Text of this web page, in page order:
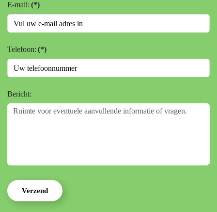
E-mail: (*)
Telefoon: (*)
Bericht:
Verzend